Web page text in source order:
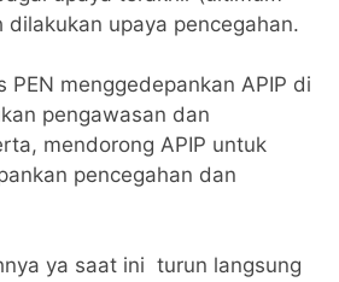
dilakukan upaya pencegahan.
PEN menggedepankan APIP di
pengawasan dan
mendorong APIP untuk
pencegahan dan
ya saat ini turun langsung